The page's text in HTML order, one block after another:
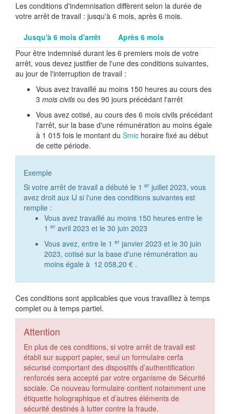
Les conditions d'indemnisation diffèrent selon la durée de
votre arrêt de travail : jusqu'à 6 mois, après 6 mois.
Jusqu'à 6 mois d'arrêt
Après 6 mois
Pour être indemnisé durant les 6 premiers mois de votre
arrêt, vous devez justifier de l'une des conditions suivantes,
au jour de l'interruption de travail :
Vous avez travaillé au moins 150 heures au cours des
3 mois civils ou des 90 jours précédant l'arrêt
Vous avez cotisé, au cours des 6 mois civils précédant
l'arrêt, sur la base d'une rémunération au moins égale
à 1 015 fois le montant du Smic horaire fixé au début
de cette période.
Exemple
Si votre arrêt de travail a débuté le 1 er juillet 2023, vous
avez droit aux IJ si l'une des conditions suivantes est
remplie :
Vous avez travaillé au moins 150 heures entre le
1 er avril 2023 et le 30 juin 2023
Vous avez, entre le 1 er janvier 2023 et le 30 juin
2023, cotisé sur la base d'une rémunération au
moins égale à 12 058,20 € .
Ces conditions sont applicables que vous travailliez à temps
complet ou à temps partiel.
Attention
En plus de ces conditions, si votre arrêt de travail est
établi sur support papier, seul un formulaire cerfa
sécurisé comportant des dispositifs d’authentification
renforcés sera accepté par votre organisme de Sécurité
sociale. Ce nouveau formulaire contient notamment une
étiquette holographique et d’autres éléments de
sécurité destinés à lutter contre la fraude.